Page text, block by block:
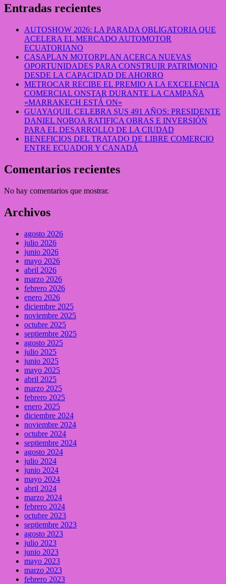
Entradas recientes
AUTOSHOW 2026: LA PARADA OBLIGATORIA QUE
ACELERA EL MERCADO AUTOMOTOR
ECUATORIANO
CASAPLAN MOTORPLAN ACERCA NUEVAS
OPORTUNIDADES PARA CONSTRUIR PATRIMONIO
DESDE LA CAPACIDAD DE AHORRO
METROCAR RECIBE EL PREMIO A LA EXCELENCIA
COMERCIAL ONSTAR DURANTE LA CAMPAÑA
«MARRAKECH ESTÁ ON»
GUAYAQUIL CELEBRA SUS 491 AÑOS: PRESIDENTE
DANIEL NOBOA RATIFICA OBRAS E INVERSIÓN
PARA EL DESARROLLO DE LA CIUDAD
BENEFICIOS DEL TRATADO DE LIBRE COMERCIO
ENTRE ECUADOR Y CANADÁ
Comentarios recientes
No hay comentarios que mostrar.
Archivos
agosto 2026
julio 2026
junio 2026
mayo 2026
abril 2026
marzo 2026
febrero 2026
enero 2026
diciembre 2025
noviembre 2025
octubre 2025
septiembre 2025
agosto 2025
julio 2025
junio 2025
mayo 2025
abril 2025
marzo 2025
febrero 2025
enero 2025
diciembre 2024
noviembre 2024
octubre 2024
septiembre 2024
agosto 2024
julio 2024
junio 2024
mayo 2024
abril 2024
marzo 2024
febrero 2024
octubre 2023
septiembre 2023
agosto 2023
julio 2023
junio 2023
mayo 2023
marzo 2023
febrero 2023